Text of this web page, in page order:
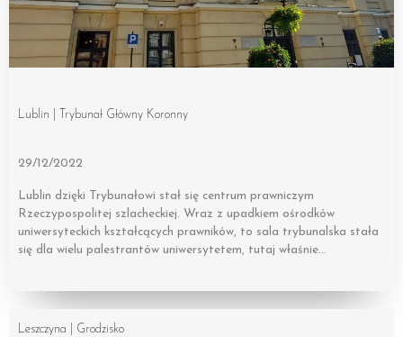
Lublin | Trybunał Główny Koronny
29/12/2022
Lublin dzięki Trybunałowi stał się centrum prawniczym
Rzeczypospolitej szlacheckiej. Wraz z upadkiem ośrodków
uniwersyteckich kształcących prawników, to sala trybunalska stała
się dla wielu palestrantów uniwersytetem, tutaj właśnie…
Leszczyna | Grodzisko